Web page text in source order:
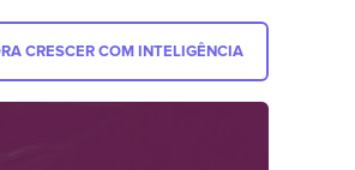
CRESCER COM INTELIGÊNCIA